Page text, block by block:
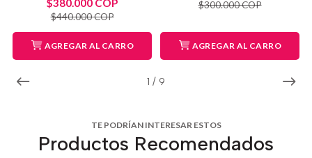
1 / 9
$380.000 COP
$440.000 COP
AGREGAR AL CARRO
$300.000 COP
AGREGAR AL CARRO
TE PODRÍAN INTERESAR ESTOS
Productos Recomendados